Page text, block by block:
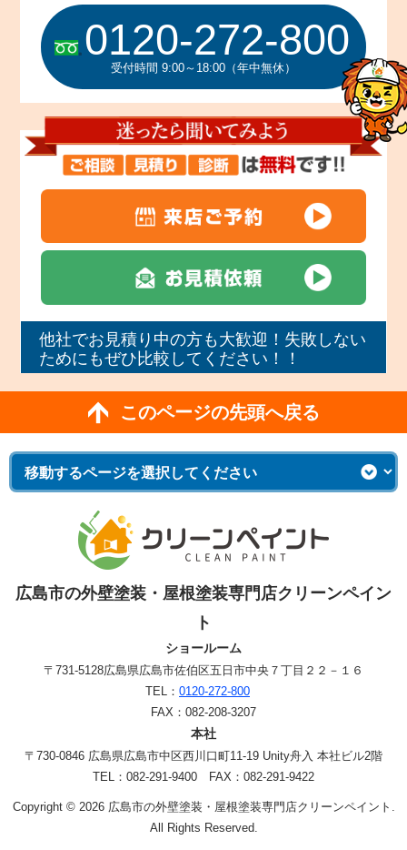
0120-272-800
受付時間 9:00～18:00（年中無休）
他社でお見積り中の方も大歓迎！失敗しない
ためにもぜひ比較してください！！
このページの先頭へ戻る
広島市の外壁塗装・屋根塗装専門店クリーンペイン
ト
ショールーム
〒731-5128広島県広島市佐伯区五日市中央７丁目２２－１６
TEL： 0120-272-800
FAX：082-208-3207
本社
〒730-0846 広島県広島市中区西川口町11-19 Unity舟入 本社ビル2階
TEL：082-291-9400 FAX：082-291-9422
Copyright © 2026 広島市の外壁塗装・屋根塗装専門店クリーンペイント.
All Rights Reserved.